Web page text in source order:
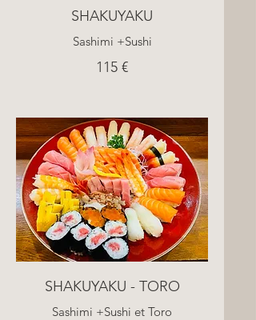
SHAKUYAKU
Sashimi +Sushi
115 €
SHAKUYAKU - TORO
Sashimi +Sushi et Toro